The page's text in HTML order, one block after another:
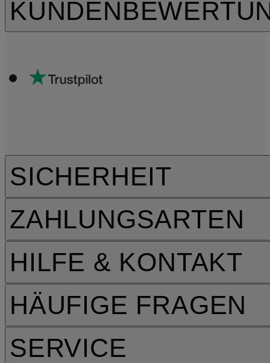
HILFE & KONTAKT
HÄUFIGE FRAGEN
SERVICE
SICHERHEIT
ZAHLUNGSARTEN